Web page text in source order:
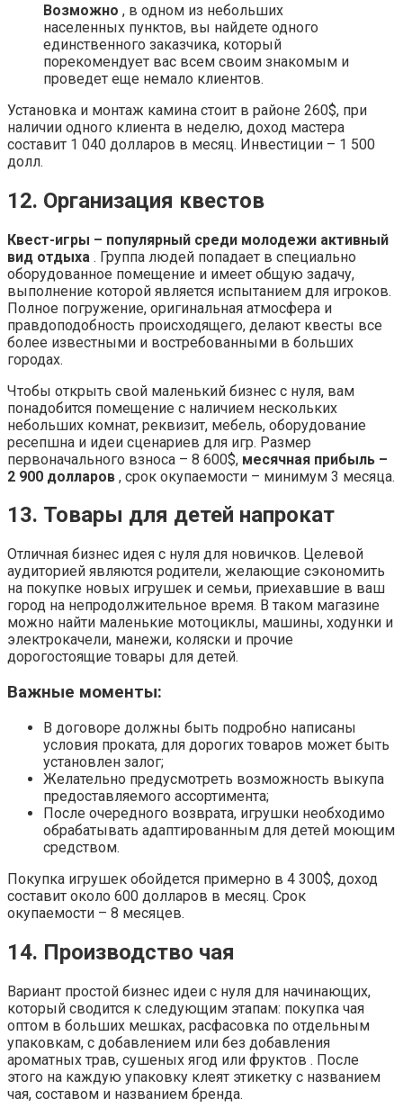
Возможно , в одном из небольших
населенных пунктов, вы найдете одного
единственного заказчика, который
порекомендует вас всем своим знакомым и
проведет еще немало клиентов.
Установка и монтаж камина стоит в районе 260$, при
наличии одного клиента в неделю, доход мастера
составит 1 040 долларов в месяц. Инвестиции – 1 500
долл.
12. Организация квестов
Квест-игры – популярный среди молодежи активный
вид отдыха . Группа людей попадает в специально
оборудованное помещение и имеет общую задачу,
выполнение которой является испытанием для игроков.
Полное погружение, оригинальная атмосфера и
правдоподобность происходящего, делают квесты все
более известными и востребованными в больших
городах.
Чтобы открыть свой маленький бизнес с нуля, вам
понадобится помещение с наличием нескольких
небольших комнат, реквизит, мебель, оборудование
ресепшна и идеи сценариев для игр. Размер
первоначального взноса – 8 600$, месячная прибыль –
2 900 долларов , срок окупаемости – минимум 3 месяца.
13. Товары для детей напрокат
Отличная бизнес идея с нуля для новичков. Целевой
аудиторией являются родители, желающие сэкономить
на покупке новых игрушек и семьи, приехавшие в ваш
город на непродолжительное время. В таком магазине
можно найти маленькие мотоциклы, машины, ходунки и
электрокачели, манежи, коляски и прочие
дорогостоящие товары для детей.
Важные моменты:
В договоре должны быть подробно написаны
условия проката, для дорогих товаров может быть
установлен залог;
Желательно предусмотреть возможность выкупа
предоставляемого ассортимента;
После очередного возврата, игрушки необходимо
обрабатывать адаптированным для детей моющим
средством.
Покупка игрушек обойдется примерно в 4 300$, доход
составит около 600 долларов в месяц. Срок
окупаемости – 8 месяцев.
14. Производство чая
Вариант простой бизнес идеи с нуля для начинающих,
который сводится к следующим этапам: покупка чая
оптом в больших мешках, расфасовка по отдельным
упаковкам, с добавлением или без добавления
ароматных трав, сушеных ягод или фруктов . После
этого на каждую упаковку клеят этикетку с названием
чая, составом и названием бренда.